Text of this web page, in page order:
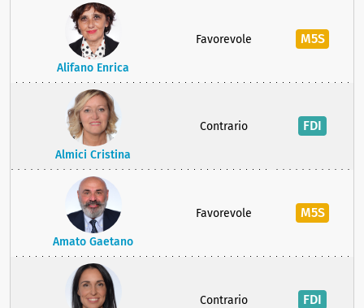
Alifano Enrica
Favorevole M5S
Almici Cristina
Contrario FDI
Amato Gaetano
Favorevole M5S
Contrario FDI